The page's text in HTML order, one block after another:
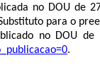
no DOU de
para o
no DOU
.